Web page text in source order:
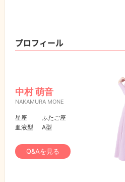
プロフィール
中村 萌音
NAKAMURA MONE
星座
ふたご座
血液型
A型
Q&Aを見る